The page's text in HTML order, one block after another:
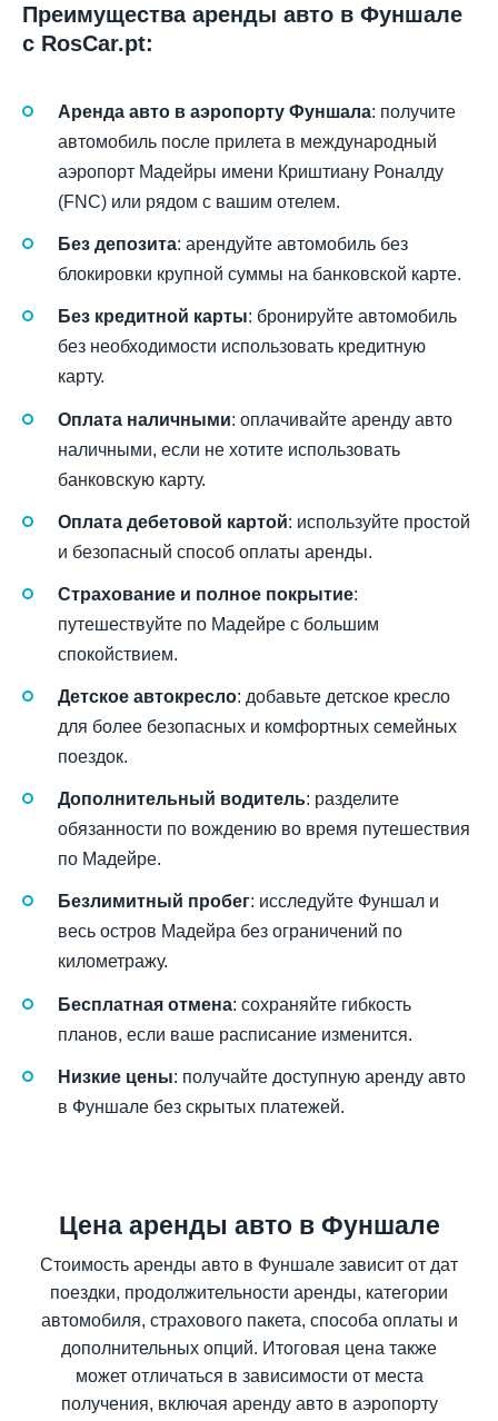
Преимущества аренды авто в Фуншале
с RosCar.pt:
Аренда авто в аэропорту Фуншала: получите
автомобиль после прилета в международный
аэропорт Мадейры имени Криштиану Роналду
(FNC) или рядом с вашим отелем.
Без депозита: арендуйте автомобиль без
блокировки крупной суммы на банковской карте.
Без кредитной карты: бронируйте автомобиль
без необходимости использовать кредитную
карту.
Оплата наличными: оплачивайте аренду авто
наличными, если не хотите использовать
банковскую карту.
Оплата дебетовой картой: используйте простой
и безопасный способ оплаты аренды.
Страхование и полное покрытие:
путешествуйте по Мадейре с большим
спокойствием.
Детское автокресло: добавьте детское кресло
для более безопасных и комфортных семейных
поездок.
Дополнительный водитель: разделите
обязанности по вождению во время путешествия
по Мадейре.
Безлимитный пробег: исследуйте Фуншал и
весь остров Мадейра без ограничений по
километражу.
Бесплатная отмена: сохраняйте гибкость
планов, если ваше расписание изменится.
Низкие цены: получайте доступную аренду авто
в Фуншале без скрытых платежей.
Цена аренды авто в Фуншале
Стоимость аренды авто в Фуншале зависит от дат
поездки, продолжительности аренды, категории
автомобиля, страхового пакета, способа оплаты и
дополнительных опций. Итоговая цена также
может отличаться в зависимости от места
получения, включая аренду авто в аэропорту